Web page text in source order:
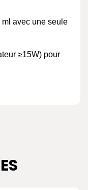
ml avec une seule
≥15W) pour